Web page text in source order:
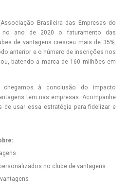
Brasileira das Empresas do
no ano de 2020 o faturamento das
de vantagens cresceu mais de 35%,
anterior e o número de inscrições nos
batendo a marca de 160 milhões em
chegamos à conclusão do impacto
tem nas empresas. Acompanhe
usar essa estratégia para fidelizar e
no clube de vantagens